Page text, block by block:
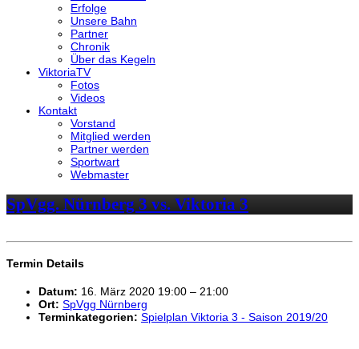
Erfolge
Unsere Bahn
Partner
Chronik
Über das Kegeln
ViktoriaTV
Fotos
Videos
Kontakt
Vorstand
Mitglied werden
Partner werden
Sportwart
Webmaster
SpVgg. Nürnberg 3 vs. Viktoria 3
Termin Details
Datum: 16. März 2020 19:00 – 21:00
Ort: SpVgg Nürnberg
Terminkategorien: Spielplan Viktoria 3 - Saison 2019/20